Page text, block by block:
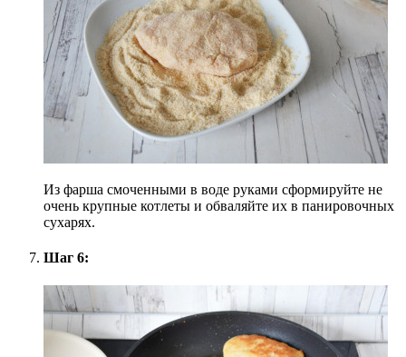
Из фарша смоченными в воде руками сформируйте не
очень крупные котлеты и обваляйте их в панировочных
сухарях.
Шаг 6: